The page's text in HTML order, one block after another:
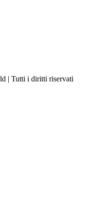
| Tutti i diritti riservati